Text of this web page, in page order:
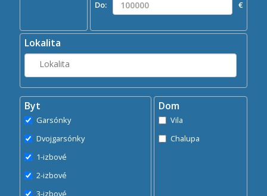
Hľadaj
Do: €
Lokalita
Byt
Garsónky
Dvojgarsónky
1-izbové
2-izbové
3-izbové
Dom
Vila
Chalupa